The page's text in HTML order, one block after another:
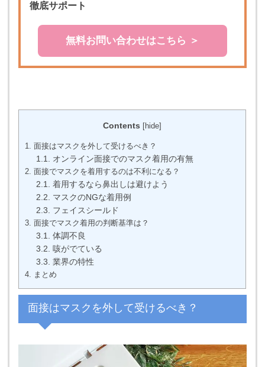
徹底サポート
無料お問い合わせはこちら ＞
Contents hide
1. 面接はマスクを外して受けるべき？
1.1. オンライン面接でのマスク着用の有無
2. 面接でマスクを着用するのは不利になる？
2.1. 着用するなら鼻出しは避けよう
2.2. マスクのNGな着用例
2.3. フェイスシールド
3. 面接でマスク着用の判断基準は？
3.1. 体調不良
3.2. 咳がでている
3.3. 業界の特性
4. まとめ
面接はマスクを外して受けるべき？